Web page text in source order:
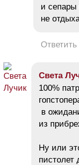
и сепары
не
Ответить
Света
100%
в
из
Ну или
пистолет